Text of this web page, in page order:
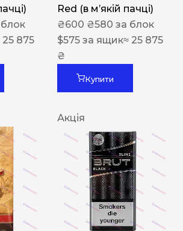
25 875
Red (в мʼякій пачці)
₴600 ₴580 за блок
$575 за ящик≈ 25 875
₴
Купити
Акція